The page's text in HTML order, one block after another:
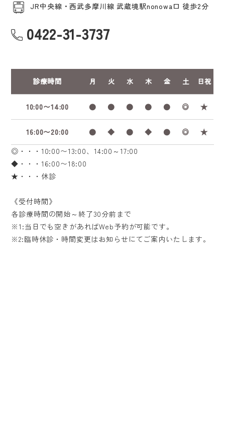
JR中央線・西武多摩川線 武蔵境駅nonowa口 徒歩2分
0422-31-3737
診療時間 月 火 水 木 金 土 日祝
10:00〜14:00 ● ● ● ● ● ◎ ★
16:00〜20:00 ● ◆ ● ◆ ● ◎
★
◎・・・10:00〜13:00、14:00～17:00
◆・・・16:00〜18:00
★・・・休診
《受付時間》
各診療時間の開始～終了30分前まで
※1:当日でも空きがあればWeb予約が可能です。
※2:臨時休診・時間変更はお知らせにてご案内いたします。